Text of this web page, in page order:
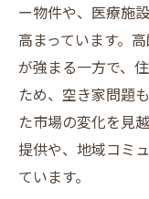
ー物件や、医療施
高まっています。
が強まる一方で、
ため、空き家問題
た市場の変化を見
提供や、地域コミ
ています。